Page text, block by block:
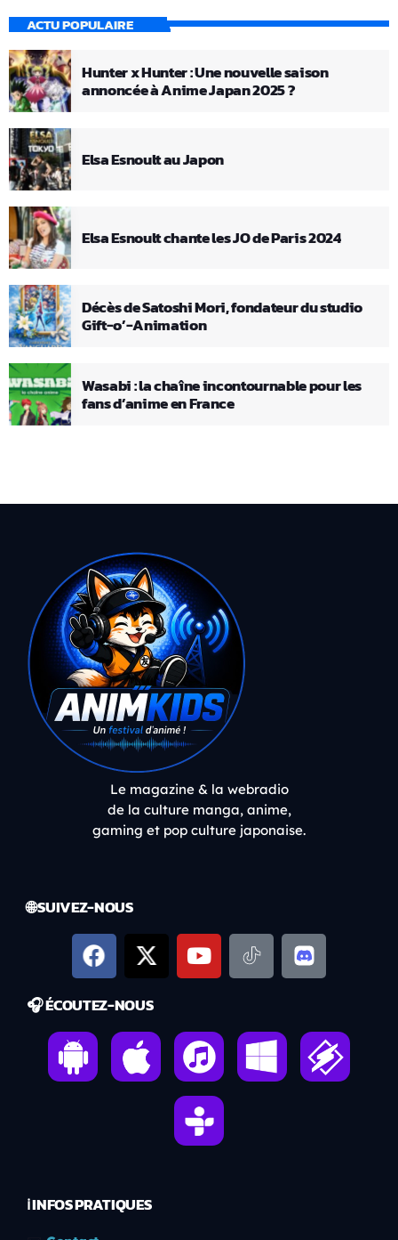
ACTU POPULAIRE
Hunter x Hunter : Une nouvelle saison
annoncée à Anime Japan 2025 ?
Elsa Esnoult au Japon
Elsa Esnoult chante les JO de Paris 2024
Décès de Satoshi Mori, fondateur du studio
Gift-o’-Animation
Wasabi : la chaîne incontournable pour les
fans d’anime en France
Le magazine & la webradio
de la culture manga, anime,
gaming et pop culture japonaise.
🌐 SUIVEZ-NOUS
🎧 ÉCOUTEZ-NOUS
ℹ️ INFOS PRATIQUES